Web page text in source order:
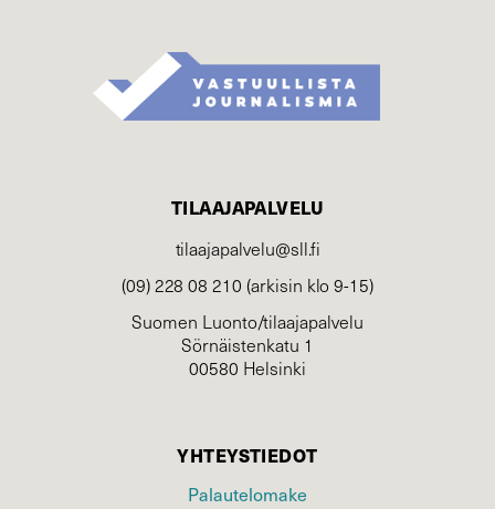
TILAAJAPALVELU
tilaajapalvelu@sll.fi
(09) 228 08 210 (arkisin klo 9-15)
Suomen Luonto/tilaajapalvelu
Sörnäistenkatu 1
00580 Helsinki
YHTEYSTIEDOT
Palautelomake